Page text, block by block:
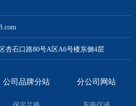
杏石口路80号A区A6号楼东侧4层
公司品牌分站 分公司网站